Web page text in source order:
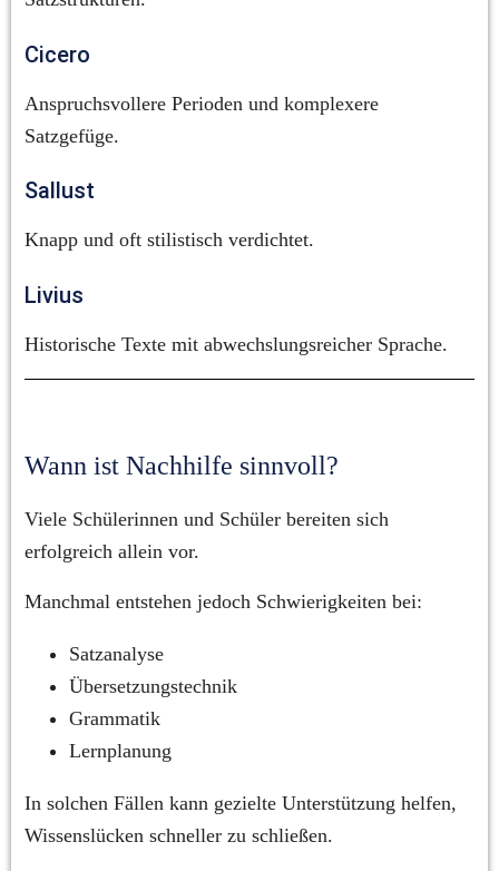
Cicero
Anspruchsvollere Perioden und komplexere
Satzgefüge.
Sallust
Knapp und oft stilistisch verdichtet.
Livius
Historische Texte mit abwechslungsreicher Sprache.
Wann ist Nachhilfe sinnvoll?
Viele Schülerinnen und Schüler bereiten sich
erfolgreich allein vor.
Manchmal entstehen jedoch Schwierigkeiten bei:
Satzanalyse
Übersetzungstechnik
Grammatik
Lernplanung
In solchen Fällen kann gezielte Unterstützung helfen,
Wissenslücken schneller zu schließen.